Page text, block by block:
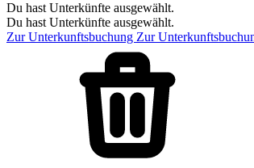
Du hast Unterkünfte ausgewählt.
Du hast Unterkünfte ausgewählt.
Zur Unterkunftsbuchung Zur